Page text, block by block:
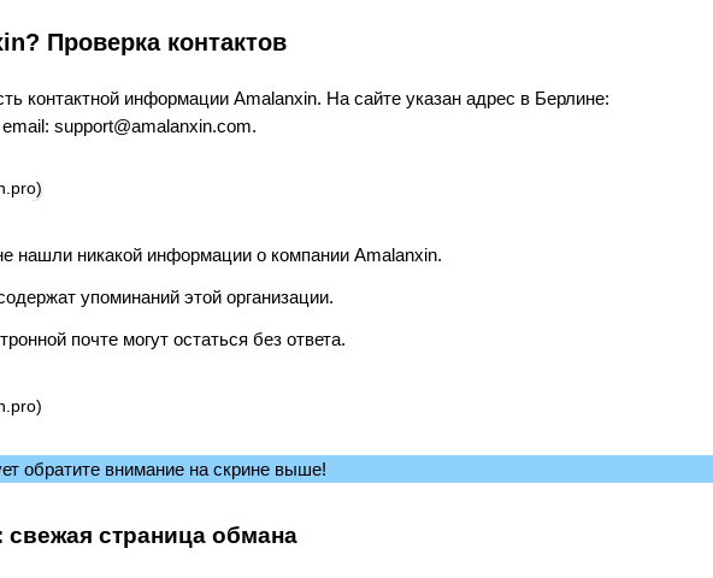
Проверка контактов
контактной информации Amalanxin. На сайте указан адрес в Берлине:
support@amalanxin.com.
нашли никакой информации о компании Amalanxin.
упоминаний этой организации.
почте могут остаться без ответа.
обратите внимание на скрине выше!
страница обмана